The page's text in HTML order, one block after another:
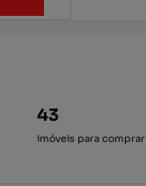
43
imóveis para comprar